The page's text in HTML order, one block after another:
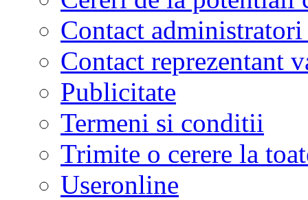
Contact
Contact reprezentant
Publicitate
Termeni si conditii
Trimite o cerere la
Useronline